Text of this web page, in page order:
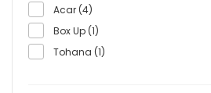
Acar (4)
Box Up (1)
Tohana (1)